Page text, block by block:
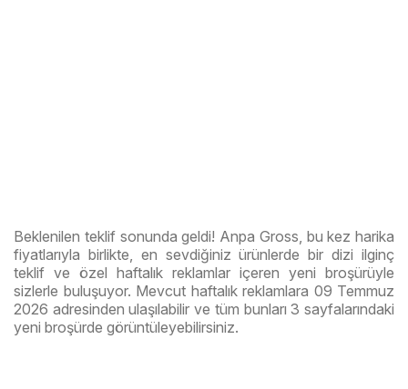
Beklenilen teklif sonunda geldi! Anpa Gross, bu kez harika
fiyatlarıyla birlikte, en sevdiğiniz ürünlerde bir dizi ilginç
teklif ve özel haftalık reklamlar içeren yeni broşürüyle
sizlerle buluşuyor. Mevcut haftalık reklamlara 09 Temmuz
2026 adresinden ulaşılabilir ve tüm bunları 3 sayfalarındaki
yeni broşürde görüntüleyebilirsiniz.